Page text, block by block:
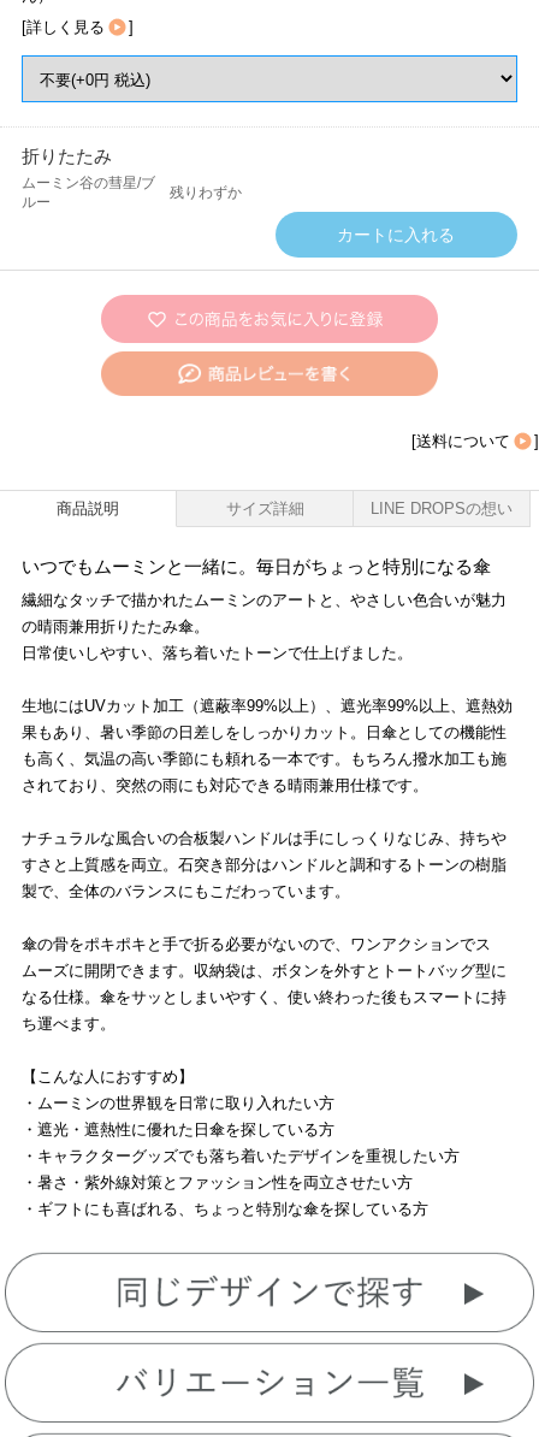
[詳しく見る ]
折りたたみ
ムーミン谷の彗星/ブ
ルー
残りわずか
[送料について ]
商品説明 サイズ詳細 LINE DROPSの想い
いつでもムーミンと一緒に。毎日がちょっと特別になる傘
繊細なタッチで描かれたムーミンのアートと、やさしい色合いが魅力
の晴雨兼用折りたたみ傘。
日常使いしやすい、落ち着いたトーンで仕上げました。
生地にはUVカット加工（遮蔽率99%以上）、遮光率99%以上、遮熱効
果もあり、暑い季節の日差しをしっかりカット。日傘としての機能性
も高く、気温の高い季節にも頼れる一本です。もちろん撥水加工も施
されており、突然の雨にも対応できる晴雨兼用仕様です。
ナチュラルな風合いの合板製ハンドルは手にしっくりなじみ、持ちや
すさと上質感を両立。石突き部分はハンドルと調和するトーンの樹脂
製で、全体のバランスにもこだわっています。
傘の骨をポキポキと手で折る必要がないので、ワンアクションでス
ムーズに開閉できます。収納袋は、ボタンを外すとトートバッグ型に
なる仕様。傘をサッとしまいやすく、使い終わった後もスマートに持
ち運べます。
【こんな人におすすめ】
・ムーミンの世界観を日常に取り入れたい方
・遮光・遮熱性に優れた日傘を探している方
・キャラクターグッズでも落ち着いたデザインを重視したい方
・暑さ・紫外線対策とファッション性を両立させたい方
・ギフトにも喜ばれる、ちょっと特別な傘を探している方